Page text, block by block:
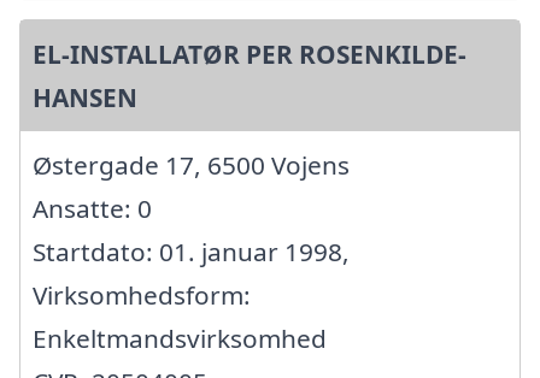
EL-INSTALLATØR PER ROSENKILDE-
HANSEN
Østergade 17, 6500 Vojens
Ansatte: 0
Startdato: 01. januar 1998,
Virksomhedsform:
Enkeltmandsvirksomhed